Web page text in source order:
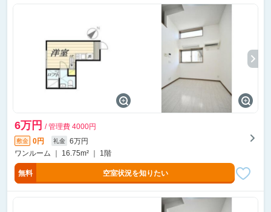
6万円 / 管理費 4000円
敷金 0円 礼金
6万円
ワンルーム ｜ 16.75m² ｜ 1階
無料 空室状況を知りたい